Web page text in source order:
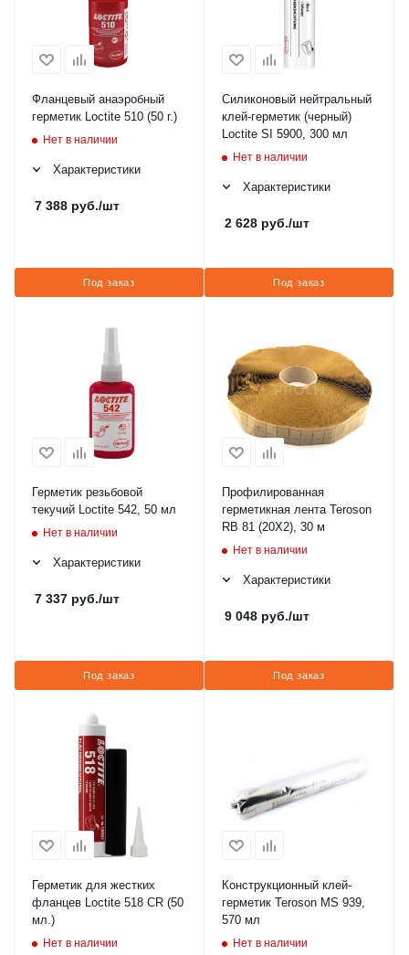
Фланцевый анаэробный
герметик Loctite 510 (50 г.)
Нет в наличии
Характеристики
7 388 руб./шт
Под заказ
Силиконовый нейтральный
клей-герметик (черный)
Loctite SI 5900, 300 мл
Нет в наличии
Характеристики
2 628 руб./шт
Под заказ
Герметик резьбовой
текучий Loctite 542, 50 мл
Нет в наличии
Характеристики
7 337 руб./шт
Под заказ
Профилированная
герметикная лента Teroson
RB 81 (20X2), 30 м
Нет в наличии
Характеристики
9 048 руб./шт
Под заказ
Герметик для жестких
фланцев Loctite 518 CR (50
мл.)
Нет в наличии
Конструкционный клей-
герметик Teroson MS 939,
570 мл
Нет в наличии